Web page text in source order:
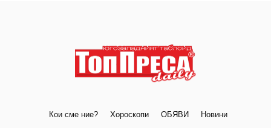
Кои сме ние? Хороскопи ОБЯВИ Новини